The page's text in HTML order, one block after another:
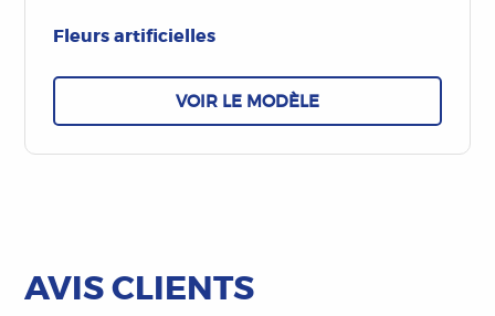
Fleurs artificielles
VOIR LE MODÈLE
AVIS CLIENTS